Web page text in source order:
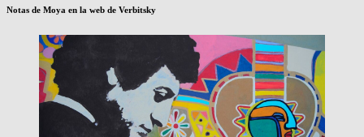
L.
Notas de Moya en la web de Verbitsky